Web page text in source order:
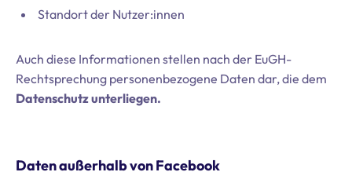
Standort der Nutzer:innen
Auch diese Informationen stellen nach der EuGH-
Rechtsprechung personenbezogene Daten dar, die dem
Datenschutz unterliegen.
Daten außerhalb von Facebook